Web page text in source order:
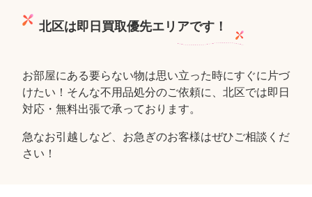
北区は即日買取優先エリアです！
お部屋にある要らない物は思い立った時にすぐに片づ
けたい！そんな不用品処分のご依頼に、北区では即日
対応・無料出張で承っております。
急なお引越しなど、お急ぎのお客様はぜひご相談くだ
さい！